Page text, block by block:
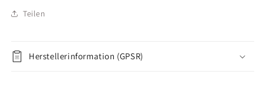
Teilen
Herstellerinformation (GPSR)